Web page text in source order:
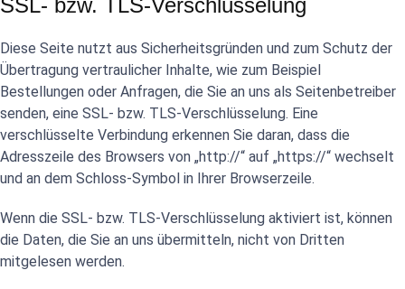
SSL- bzw. TLS-Verschlüsselung
Diese Seite nutzt aus Sicherheitsgründen und zum Schutz der
Übertragung vertraulicher Inhalte, wie zum Beispiel
Bestellungen oder Anfragen, die Sie an uns als Seitenbetreiber
senden, eine SSL- bzw. TLS-Verschlüsselung. Eine
verschlüsselte Verbindung erkennen Sie daran, dass die
Adresszeile des Browsers von „http://“ auf „https://“ wechselt
und an dem Schloss-Symbol in Ihrer Browserzeile.
Wenn die SSL- bzw. TLS-Verschlüsselung aktiviert ist, können
die Daten, die Sie an uns übermitteln, nicht von Dritten
mitgelesen werden.